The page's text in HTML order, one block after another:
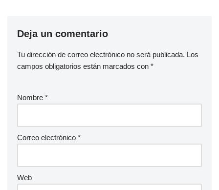
Deja un comentario
Tu dirección de correo electrónico no será publicada. Los
campos obligatorios están marcados con *
Nombre *
Correo electrónico *
Web